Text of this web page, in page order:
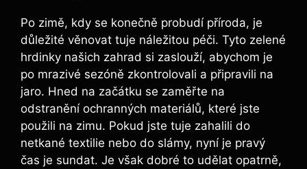
Po zimě, kdy se konečně probudí příroda, je
důležité věnovat tuje náležitou péči. Tyto zelené
hrdinky našich zahrad si zaslouží, abychom je
po mrazivé sezóně zkontrolovali a připravili na
jaro. Hned na začátku se zaměřte na
odstranění ochranných materiálů, které jste
použili na zimu. Pokud jste tuje zahalili do
netkané textilie nebo do slámy, nyní je pravý
čas je sundat. Je však dobré to udělat opatrně,